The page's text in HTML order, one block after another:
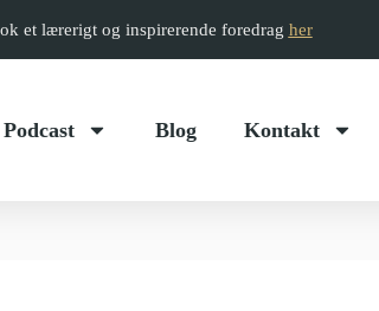
et lærerigt og inspirerende foredrag her
Blog Kontakt